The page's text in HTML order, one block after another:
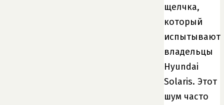
щелчка,
который
испытывают
владельцы
Hyundai
Solaris. Этот
шум часто